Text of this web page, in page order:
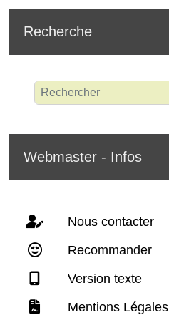
Recherche
Webmaster - Infos
Nous contacter
Recommander
Version texte
Mentions Légales